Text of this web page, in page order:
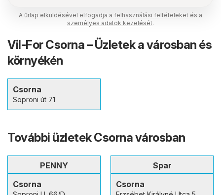
A űrlap elküldésével elfogadja a felhasználási feltételeket és a
személyes adatok kezelését.
Vil-For Csorna – Üzletek a városban és
környékén
Csorna
Soproni út 71
További üzletek Csorna városban
PENNY
Csorna
Spar
Csorna